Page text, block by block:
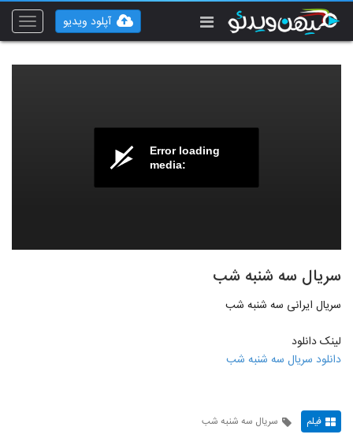
Toggle
آپلود ویدیو
Error loading
media:
سریال سه شنبه شب
سریال ایرانی سه شنبه شب
لينک دانلود
دانلود سریال سه شنبه شب
فیلم سریال سه شنبه شب